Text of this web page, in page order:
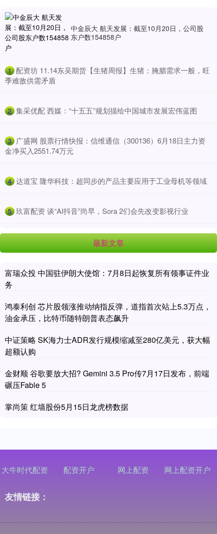
中金辰大 航天发展：截至10月20日，公司股
东户数154858户
1 ​配资坊 11.14东吴期货【生猪周报】生猪：腌腊需求一般，旺
季难敌供需矛盾
2 ​集采优配 西媒：“十五五”规划描绘中国城市发展宏伟蓝图
3 ​广盛网 股票行情快报：信维通信（300136）6月18日主力资
金净买入2551.74万元
4 ​达道宝 隆华科技：超同步的产品主要应用于工业母机等领域
5 ​玖富配资 谈“AI抖音”尚早，Sora 2们会先改变影视行业
最新文章
富瑞众投 中国驻伊朗大使馆：7月8日起恢复所有领事证件业
务
鸿泰利创 芯片股领涨推动纳指反弹，道指首次站上5.3万点，
油金承压，比特币随特朗普表态飙升
中证策略 SK海力士ADR发行规模缩减至280亿美元，获大幅
超额认购
金财顺 谷歌要放大招? Gemini 3.5 Pro传7月17日发布，前端
碾压Fable 5
掌尚策 红墙股份5月15日龙虎榜数据
大牛时代配资 配资开户 网上配资 网上配资开户
友情链接：